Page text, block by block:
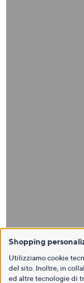
Shopping
Utilizziamo cookie
del sito. Inoltre, in
ed altre tecnologie di